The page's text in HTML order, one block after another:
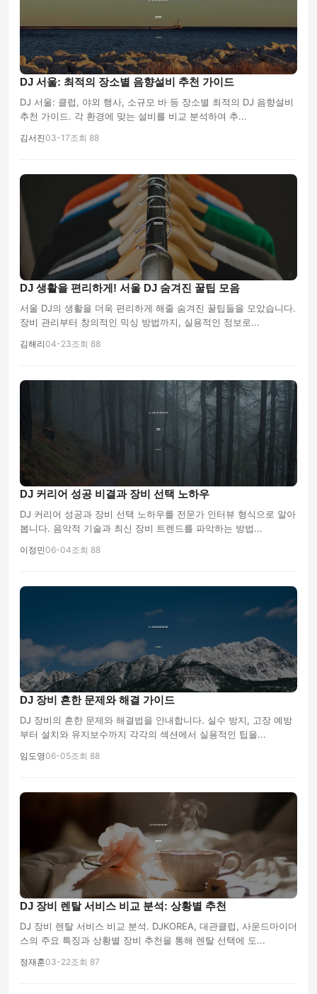
DJ 서울: 최적의 장소별 음향설비 추천 가이드
DJ 서울: 클럽, 야외 행사, 소규모 바 등 장소별 최적의 DJ 음향설비
추천 가이드. 각 환경에 맞는 설비를 비교 분석하여 추...
김서진03-17조회 88
DJ 생활을 편리하게! 서울 DJ 숨겨진 꿀팁 모음
서울 DJ의 생활을 더욱 편리하게 해줄 숨겨진 꿀팁들을 모았습니다.
장비 관리부터 창의적인 믹싱 방법까지, 실용적인 정보로...
김해리04-23조회 88
DJ 커리어 성공 비결과 장비 선택 노하우
DJ 커리어 성공과 장비 선택 노하우를 전문가 인터뷰 형식으로 알아
봅니다. 음악적 기술과 최신 장비 트렌드를 파악하는 방법...
이정민06-04조회 88
DJ 장비 흔한 문제와 해결 가이드
DJ 장비의 흔한 문제와 해결법을 안내합니다. 실수 방지, 고장 예방
부터 설치와 유지보수까지 각각의 섹션에서 실용적인 팁을...
임도영06-05조회 88
DJ 장비 렌탈 서비스 비교 분석: 상황별 추천
DJ 장비 렌탈 서비스 비교 분석. DJKOREA, 대관클럽, 사운드마이더
스의 주요 특징과 상황별 장비 추천을 통해 렌탈 선택에 도...
정재훈03-22조회 87